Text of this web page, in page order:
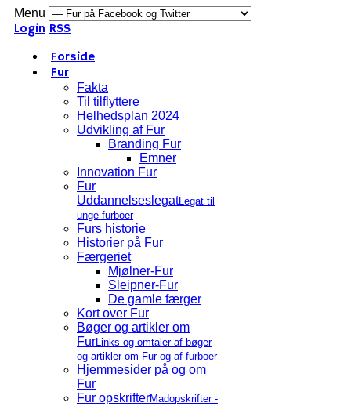
Menu
Login RSS
Forside
Fur
Fakta
Til tilflyttere
Helhedsplan 2024
Udvikling af Fur
Branding Fur
Emner
Innovation Fur
Fur
UddannelseslegatLegat til
unge furboer
Furs historie
Historier på Fur
Færgeriet
Mjølner-Fur
Sleipner-Fur
De gamle færger
Kort over Fur
Bøger og artikler om
FurLinks og omtaler af bøger
og artikler om Fur og af furboer
Hjemmesider på og om
Fur
Fur opskrifterMadopskrifter -